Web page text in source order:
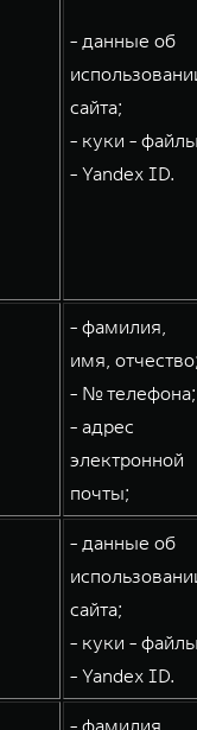
- данные об
сайта;
- куки -
- Yandex ID.
- фамилия,
имя,
- № телефона;
- адрес
электронной
почты;
- данные об
сайта;
- куки -
- Yandex ID.
- фамилия,